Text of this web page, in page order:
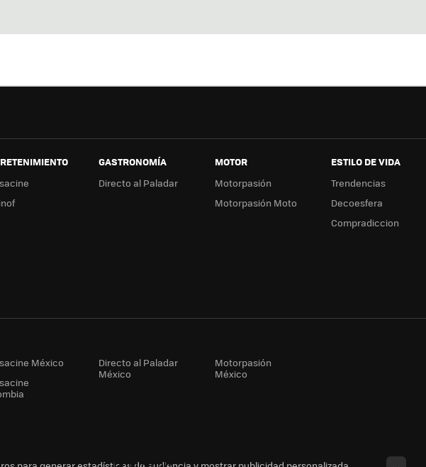
ter
ebo tub agr
boa
GASTRONOMÍA
Directo al Paladar
MOTOR
Motorpasión
Motorpasión Moto
ESTILO DE VIDA
Trendencias
Decoesfera
Compradiccion
México
Directo al Paladar
México
Motorpasión
México